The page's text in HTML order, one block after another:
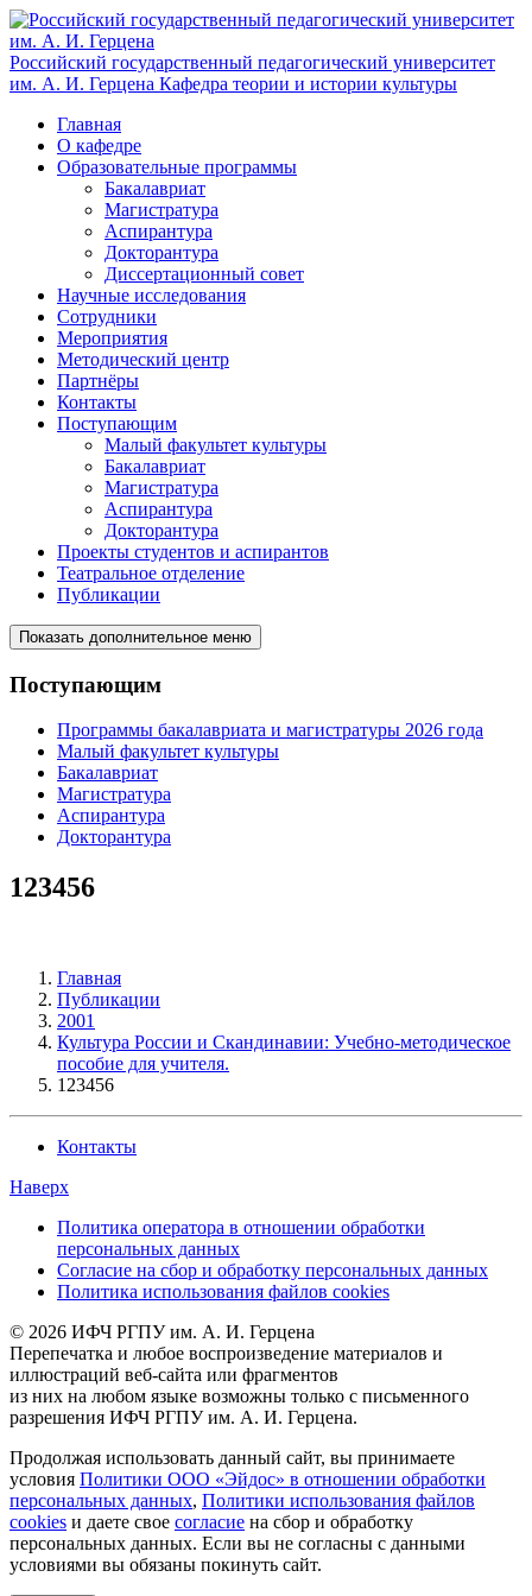
Российский государственный педагогический университет
им. А. И. Герцена Кафедра теории и истории культуры
Главная
О кафедре
Образовательные программы
Бакалавриат
Магистратура
Аспирантура
Докторантура
Диссертационный совет
Научные исследования
Сотрудники
Мероприятия
Методический центр
Партнёры
Контакты
Поступающим
Малый факультет культуры
Бакалавриат
Магистратура
Аспирантура
Докторантура
Проекты студентов и аспирантов
Театральное отделение
Публикации
Показать дополнительное меню
Поступающим
Программы бакалавриата и магистратуры 2026 года
Малый факультет культуры
Бакалавриат
Магистратура
Аспирантура
Докторантура
123456
Главная
Публикации
2001
Культура России и Скандинавии: Учебно-методическое
пособие для учителя.
123456
Контакты
Наверх
Политика оператора в отношении обработки
персональных данных
Согласие на сбор и обработку персональных данных
Политика использования файлов cookies
© 2026 ИФЧ РГПУ им. А. И. Герцена
Перепечатка и любое воспроизведение материалов и
иллюстраций веб-сайта или фрагментов
из них на любом языке возможны только с письменного
разрешения ИФЧ РГПУ им. А. И. Герцена.
Продолжая использовать данный сайт, вы принимаете
условия Политики ООО «Эйдос» в отношении обработки
персональных данных, Политики использования файлов
cookies и даете свое согласие на сбор и обработку
персональных данных. Если вы не согласны с данными
условиями вы обязаны покинуть сайт.